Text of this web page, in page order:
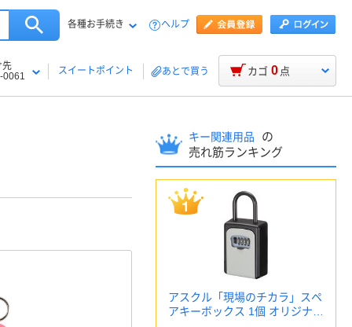
各種お手続き ヘルプ
先
0061
スイートポイント あとで買う カゴ 0 点
キー関連用品
の
売れ筋ランキング
アスクル「現場のチカラ」スペ
アキーボックス 1個 オリジナ…